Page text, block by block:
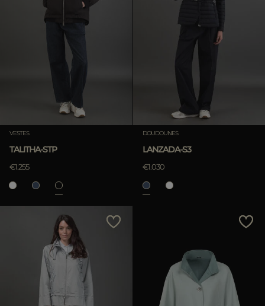
VESTES
TALITHA-STP
€1.255
DOUDOUNES
LANZADA-S3
€1.030